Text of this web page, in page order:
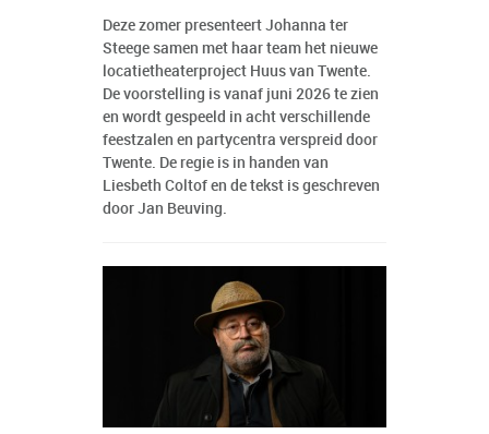
Deze zomer presenteert Johanna ter
Steege samen met haar team het nieuwe
locatietheaterproject Huus van Twente.
De voorstelling is vanaf juni 2026 te zien
en wordt gespeeld in acht verschillende
feestzalen en partycentra verspreid door
Twente. De regie is in handen van
Liesbeth Coltof en de tekst is geschreven
door Jan Beuving.